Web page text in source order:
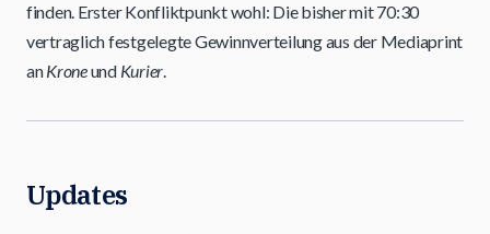
finden. Erster Konfliktpunkt wohl: Die bisher mit 70:30
vertraglich festgelegte Gewinnverteilung aus der Mediaprint
anKroneund Kurier.
Updates